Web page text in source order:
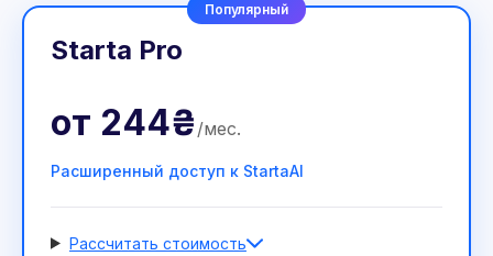
Популярный
Starta Pro
от 244₴ /мес.
Расширенный доступ к StartaAI
Рассчитать стоимость